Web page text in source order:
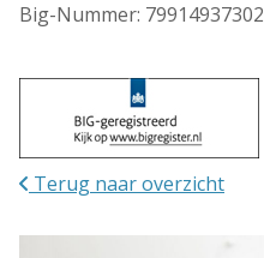
Big-Nummer: 79914937302
Terug naar overzicht